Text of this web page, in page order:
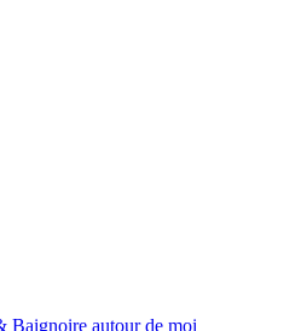
Baignoire autour de moi